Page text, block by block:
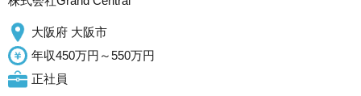
大阪府 大阪市
年収450万円～550万円
正社員